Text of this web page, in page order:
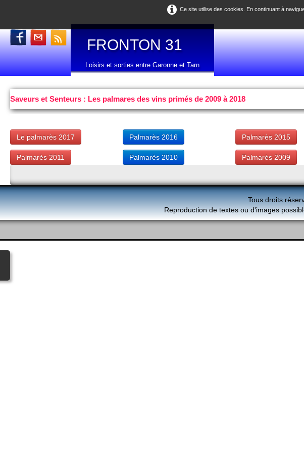
Ce site utilise des cookies. En continuant à
FRONTON 31
Loisirs et sorties entre Garonne et Tarn
Saveurs et Senteurs : Les palmares des vins primés de 2009 à 2018
Le palmarès 2017
Palmarès 2016 Palmarès 2015
Palmarès 2011 Palmarès 2010 Palmarès 2009
Tous droits
Reproduction de textes ou d'images